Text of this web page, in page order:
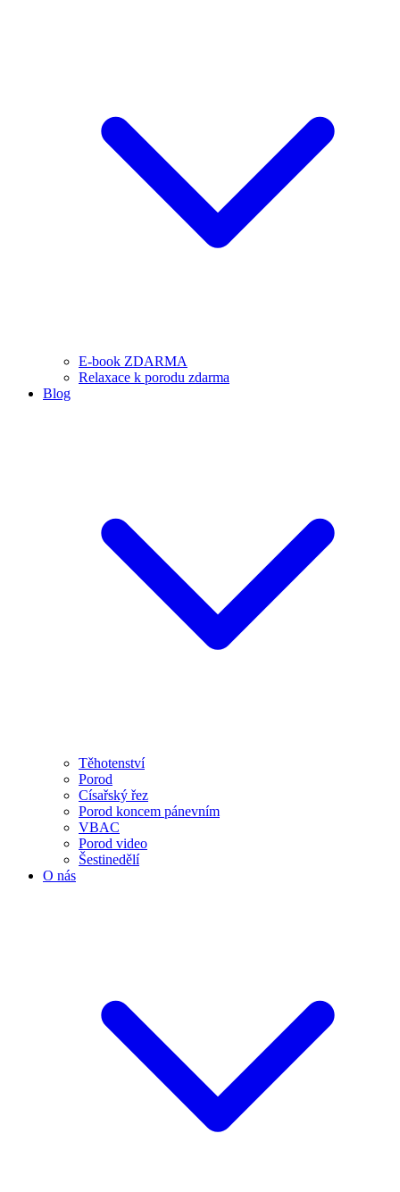
E-book ZDARMA
Relaxace k porodu zdarma
Blog
Těhotenství
Porod
Císařský řez
Porod koncem pánevním
VBAC
Porod video
Šestinedělí
O nás